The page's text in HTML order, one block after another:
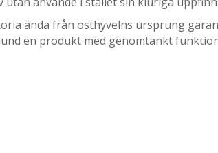
ända från osthyvelns ursprung
en produkt med genomtänkt